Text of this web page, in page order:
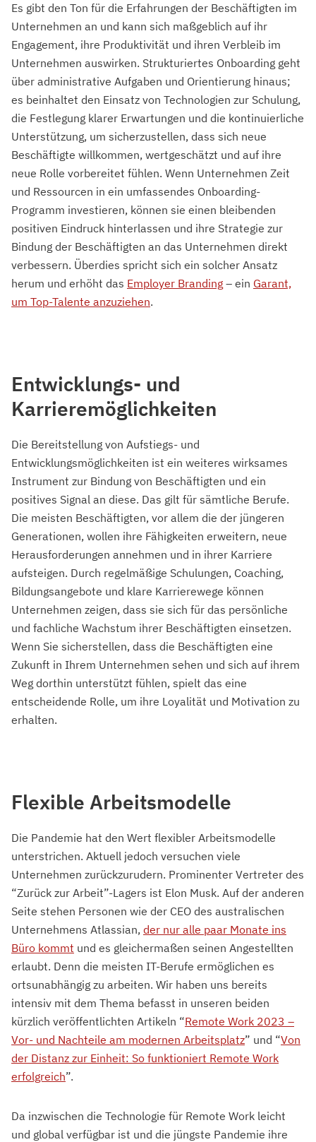
Es gibt den Ton für die Erfahrungen der Beschäftigten im
Unternehmen an und kann sich maßgeblich auf ihr
Engagement, ihre Produktivität und ihren Verbleib im
Unternehmen auswirken. Strukturiertes Onboarding geht
über administrative Aufgaben und Orientierung hinaus;
es beinhaltet den Einsatz von Technologien zur Schulung,
die Festlegung klarer Erwartungen und die kontinuierliche
Unterstützung, um sicherzustellen, dass sich neue
Beschäftigte willkommen, wertgeschätzt und auf ihre
neue Rolle vorbereitet fühlen. Wenn Unternehmen Zeit
und Ressourcen in ein umfassendes Onboarding-
Programm investieren, können sie einen bleibenden
positiven Eindruck hinterlassen und ihre Strategie zur
Bindung der Beschäftigten an das Unternehmen direkt
verbessern. Überdies spricht sich ein solcher Ansatz
herum und erhöht das Employer Branding – ein Garant,
um Top-Talente anzuziehen.
Entwicklungs- und
Karrieremöglichkeiten
Die Bereitstellung von Aufstiegs- und
Entwicklungsmöglichkeiten ist ein weiteres wirksames
Instrument zur Bindung von Beschäftigten und ein
positives Signal an diese. Das gilt für sämtliche Berufe.
Die meisten Beschäftigten, vor allem die der jüngeren
Generationen, wollen ihre Fähigkeiten erweitern, neue
Herausforderungen annehmen und in ihrer Karriere
aufsteigen. Durch regelmäßige Schulungen, Coaching,
Bildungsangebote und klare Karrierewege können
Unternehmen zeigen, dass sie sich für das persönliche
und fachliche Wachstum ihrer Beschäftigten einsetzen.
Wenn Sie sicherstellen, dass die Beschäftigten eine
Zukunft in Ihrem Unternehmen sehen und sich auf ihrem
Weg dorthin unterstützt fühlen, spielt das eine
entscheidende Rolle, um ihre Loyalität und Motivation zu
erhalten.
Flexible Arbeitsmodelle
Die Pandemie hat den Wert flexibler Arbeitsmodelle
unterstrichen. Aktuell jedoch versuchen viele
Unternehmen zurückzurudern. Prominenter Vertreter des
“Zurück zur Arbeit”-Lagers ist Elon Musk. Auf der anderen
Seite stehen Personen wie der CEO des australischen
Unternehmens Atlassian, der nur alle paar Monate ins
Büro kommt und es gleichermaßen seinen Angestellten
erlaubt. Denn die meisten IT-Berufe ermöglichen es
ortsunabhängig zu arbeiten. Wir haben uns bereits
intensiv mit dem Thema befasst in unseren beiden
kürzlich veröffentlichten Artikeln “Remote Work 2023 –
Vor- und Nachteile am modernen Arbeitsplatz” und “Von
der Distanz zur Einheit: So funktioniert Remote Work
erfolgreich”.
Da inzwischen die Technologie für Remote Work leicht
und global verfügbar ist und die jüngste Pandemie ihre